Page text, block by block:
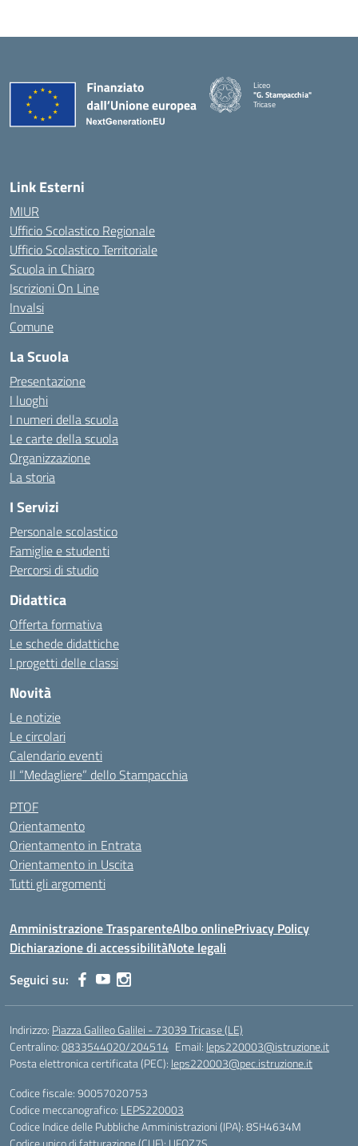
Liceo
"G. Stampacchia"
Tricase
Link Esterni
MIUR
Ufficio Scolastico Regionale
Ufficio Scolastico Territoriale
Scuola in Chiaro
Iscrizioni On Line
Invalsi
Comune
La Scuola
Presentazione
I luoghi
I numeri della scuola
Le carte della scuola
Organizzazione
La storia
I Servizi
Personale scolastico
Famiglie e studenti
Percorsi di studio
Didattica
Offerta formativa
Le schede didattiche
I progetti delle classi
Novità
Le notizie
Le circolari
Calendario eventi
Il “Medagliere” dello Stampacchia
PTOF
Orientamento
Orientamento in Entrata
Orientamento in Uscita
Tutti gli argomenti
Amministrazione TrasparenteAlbo onlinePrivacy Policy
Dichiarazione di accessibilitàNote legali
Seguici su:
Indirizzo: Piazza Galileo Galilei - 73039 Tricase (LE)
Centralino:0833544020/204514 Email: leps220003@istruzione.it
Posta elettronica certificata (PEC): leps220003@pec.istruzione.it
Codice fiscale: 90057020753
Codice meccanografico: LEPS220003
Codice Indice delle Pubbliche Amministrazioni (IPA): 8SH4634M